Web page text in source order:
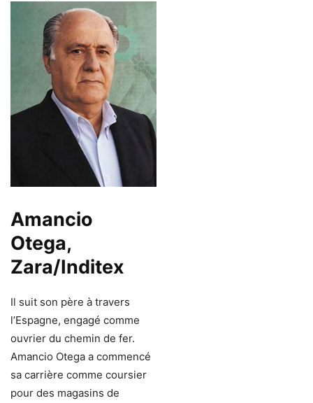
Amancio
Otega,
Zara/Inditex
Il suit son père à travers
l’Espagne, engagé comme
ouvrier du chemin de fer.
Amancio Otega a commencé
sa carrière comme coursier
pour des magasins de